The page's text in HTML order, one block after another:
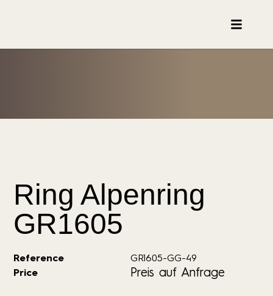
Ring Alpenring
GR1605
Reference
GR1605-GG-49
Price
Preis auf Anfrage